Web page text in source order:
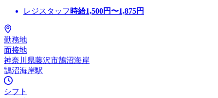
レジスタッフ 時給1,500円〜1,875円
勤務地
面接地
神奈川県藤沢市鵠沼海岸
鵠沼海岸駅
シフト